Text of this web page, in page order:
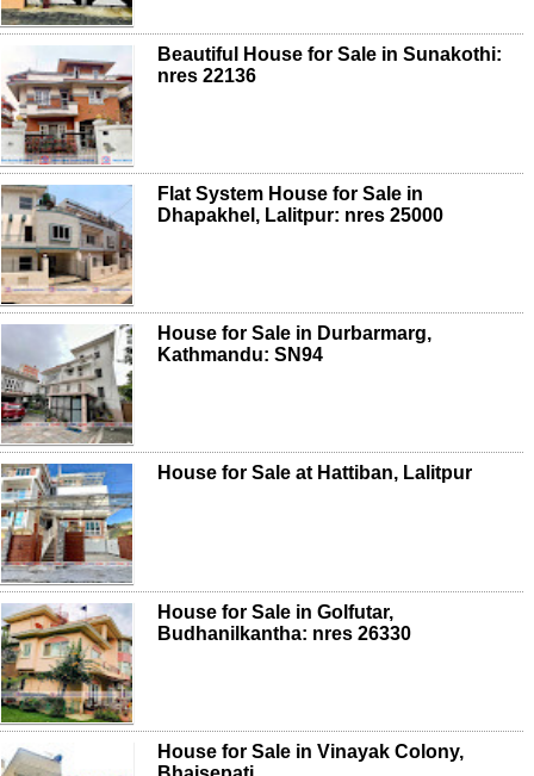
Beautiful House for Sale in Sunakothi:
nres 22136
Flat System House for Sale in
Dhapakhel, Lalitpur: nres 25000
House for Sale in Durbarmarg,
Kathmandu: SN94
House for Sale at Hattiban, Lalitpur
House for Sale in Golfutar,
Budhanilkantha: nres 26330
House for Sale in Vinayak Colony,